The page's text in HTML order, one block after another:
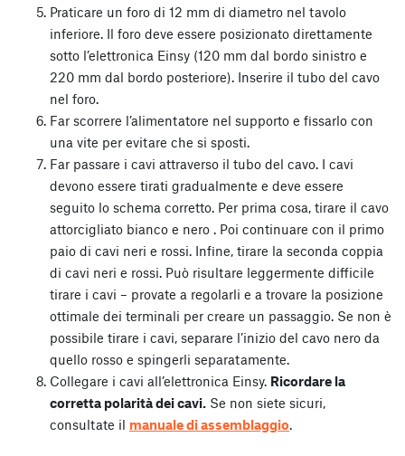
Praticare un foro di 12 mm di diametro nel tavolo
inferiore. Il foro deve essere posizionato direttamente
sotto l’elettronica Einsy (120 mm dal bordo sinistro e
220 mm dal bordo posteriore). Inserire il tubo del cavo
nel foro.
Far scorrere l’alimentatore nel supporto e fissarlo con
una vite per evitare che si sposti.
Far passare i cavi attraverso il tubo del cavo. I cavi
devono essere tirati gradualmente e deve essere
seguito lo schema corretto. Per prima cosa, tirare il cavo
attorcigliato bianco e nero . Poi continuare con il primo
paio di cavi neri e rossi. Infine, tirare la seconda coppia
di cavi neri e rossi. Può risultare leggermente difficile
tirare i cavi – provate a regolarli e a trovare la posizione
ottimale dei terminali per creare un passaggio. Se non è
possibile tirare i cavi, separare l’inizio del cavo nero da
quello rosso e spingerli separatamente.
Collegare i cavi all’elettronica Einsy. Ricordare la
corretta polarità dei cavi. Se non siete sicuri,
consultate il manuale di assemblaggio.